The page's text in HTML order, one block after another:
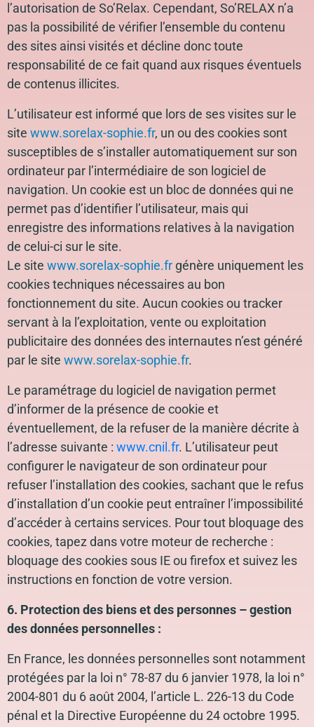
l’autorisation de So’Relax. Cependant, So’RELAX n’a
pas la possibilité de vérifier l’ensemble du contenu
des sites ainsi visités et décline donc toute
responsabilité de ce fait quand aux risques éventuels
de contenus illicites.
L’utilisateur est informé que lors de ses visites sur le
site www.sorelax-sophie.fr, un ou des cookies sont
susceptibles de s’installer automatiquement sur son
ordinateur par l’intermédiaire de son logiciel de
navigation. Un cookie est un bloc de données qui ne
permet pas d’identifier l’utilisateur, mais qui
enregistre des informations relatives à la navigation
de celui-ci sur le site.
Le site www.sorelax-sophie.fr génère uniquement les
cookies techniques nécessaires au bon
fonctionnement du site. Aucun cookies ou tracker
servant à la l’exploitation, vente ou exploitation
publicitaire des données des internautes n’est généré
par le site www.sorelax-sophie.fr.
Le paramétrage du logiciel de navigation permet
d’informer de la présence de cookie et
éventuellement, de la refuser de la manière décrite à
l’adresse suivante : www.cnil.fr. L’utilisateur peut
configurer le navigateur de son ordinateur pour
refuser l’installation des cookies, sachant que le refus
d’installation d’un cookie peut entraîner l’impossibilité
d’accéder à certains services. Pour tout bloquage des
cookies, tapez dans votre moteur de recherche :
bloquage des cookies sous IE ou firefox et suivez les
instructions en fonction de votre version.
6. Protection des biens et des personnes – gestion
des données personnelles :
En France, les données personnelles sont notamment
protégées par la loi n° 78-87 du 6 janvier 1978, la loi n°
2004-801 du 6 août 2004, l’article L. 226-13 du Code
pénal et la Directive Européenne du 24 octobre 1995.